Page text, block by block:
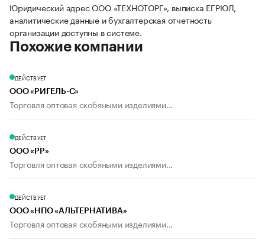
Юридический адрес ООО «ТЕХНОТОРГ», выписка ЕГРЮЛ,
аналитические данные и бухгалтерская отчетность
организации доступны в системе.
Похожие компании
ДЕЙСТВУЕТ
ООО «РИГЕЛЬ-С»
Торговля оптовая скобяными изделиями...
ДЕЙСТВУЕТ
ООО «РР»
Торговля оптовая скобяными изделиями...
ДЕЙСТВУЕТ
ООО «НПО «АЛЬТЕРНАТИВА»
Торговля оптовая скобяными изделиями...